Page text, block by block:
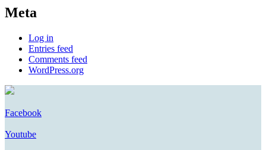
Meta
Log in
Entries feed
Comments feed
WordPress.org
Facebook
Youtube